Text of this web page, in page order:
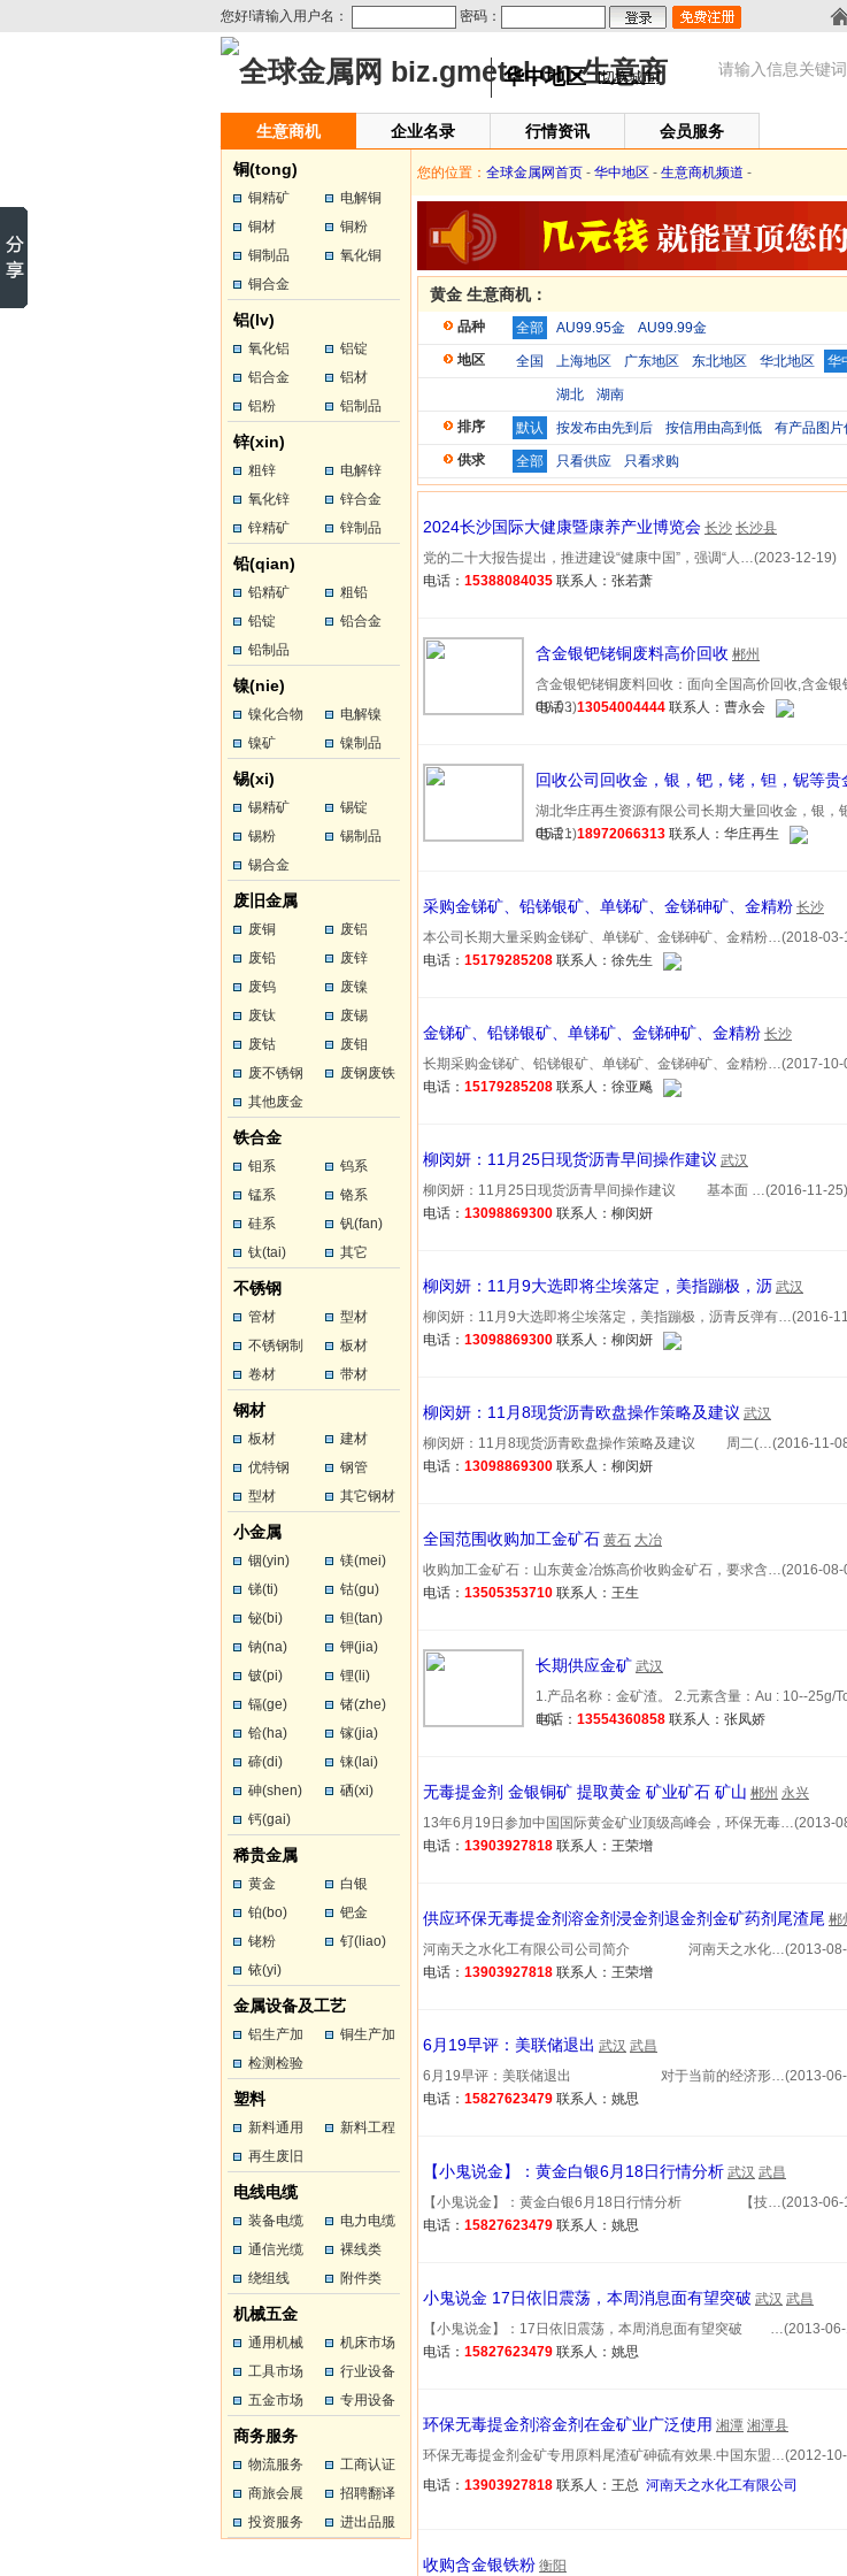
您好!请输入用户名： 密码：
华中地区 [切换城市]
生意商机 企业名录 行情资讯 会员服务
铜(tong)
铜精矿
电解铜
铜材
铜粉
铜制品
氧化铜
铜合金
铝(lv)
氧化铝
铝锭
铝合金
铝材
铝粉
铝制品
锌(xin)
粗锌
电解锌
氧化锌
锌合金
锌精矿
锌制品
铅(qian)
铅精矿
粗铅
铅锭
铅合金
铅制品
镍(nie)
镍化合物
电解镍
镍矿
镍制品
锡(xi)
锡精矿
锡锭
锡粉
锡制品
锡合金
废旧金属
废铜
废铝
废铅
废锌
废钨
废镍
废钛
废锡
废钴
废钼
废不锈钢
废钢废铁
其他废金
属铁合金
钼系
钨系
锰系
铬系
硅系
钒(fan)
钛(tai)
其它
不锈钢
管材
型材
不锈钢制
品
板材
卷材
带材
钢材
板材
建材
优特钢
钢管
型材
其它钢材
小金属
铟(yin)
镁(mei)
锑(ti)
钴(gu)
铋(bi)
钽(tan)
钠(na)
钾(jia)
铍(pi)
锂(li)
镉(ge)
锗(zhe)
铪(ha)
镓(jia)
碲(di)
铼(lai)
砷(shen)
硒(xi)
钙(gai)
稀贵金属
黄金
白银
铂(bo)
钯金
铑粉
钌(liao)
铱(yi)
金属设备及工艺
铝生产加
工
铜生产加
检测检验
塑料
新料通用
塑料
新料工程
再生废旧
塑料
电线电缆
装备电缆
电力电缆
通信光缆
裸线类
绕组线
附件类
机械五金
通用机械
机床市场
工具市场
行业设备
五金市场
专用设备
商务服务
物流服务
工商认证
商旅会展
招聘翻译
投资服务
进出品服
您的位置： 全球金属网首页 - 华中地区 - 生意商机频道 -
黄金 生意商机：
品种 全部 AU99.95金
AU99.99金
地区
全国 上海地区 广东地区 东北地区 华北地区 华
湖北
湖南
排序
默认 按发布由先到后 按信用由高到低
有产品图片
供求
全部 只看供应 只看求购
2024长沙国际大健康暨康养产业博览会 长沙 长沙县
党的二十大报告提出，推进建设“健康中国”，强调“人…(2023-12-19)
电话： 15388084035 联系人：张若萧
含金银钯铑铜废料高价回收 郴州
含金银钯铑铜废料回收：面向全国高价回收,含金
09-03)
电话：13054004444 联系人：曹永会
回收公司回收金，银，钯，铑，钽，铌等贵
湖北华庄再生资源有限公司长期大量回收金，银
05-21)
电话：18972066313 联系人：华庄再生
采购金锑矿、铅锑银矿、单锑矿、金锑砷矿、金精粉 长沙
本公司长期大量采购金锑矿、单锑矿、金锑砷矿、金精粉…(2018-03-
电话： 15179285208 联系人：徐先生
金锑矿、铅锑银矿、单锑矿、金锑砷矿、金精粉 长沙
长期采购金锑矿、铅锑银矿、单锑矿、金锑砷矿、金精粉…(2017-10-
电话： 15179285208 联系人：徐亚飚
柳闵妍：11月25日现货沥青早间操作建议 武汉
柳闵妍：11月25日现货沥青早间操作建议 基本面 …(2016-11-25)
电话： 13098869300 联系人：柳闵妍
柳闵妍：11月9大选即将尘埃落定，美指蹦极，沥 武汉
柳闵妍：11月9大选即将尘埃落定，美指蹦极，沥青反弹有…(2016-
电话： 13098869300 联系人：柳闵妍
柳闵妍：11月8现货沥青欧盘操作策略及建议 武汉
柳闵妍：11月8现货沥青欧盘操作策略及建议 周二(…(2016-11-
电话： 13098869300 联系人：柳闵妍
全国范围收购加工金矿石 黄石 大冶
收购加工金矿石：山东黄金冶炼高价收购金矿石，要求含…(2016-08-
电话： 13505353710 联系人：王生
长期供应金矿 武汉
1.产品名称：金矿渣。 2.元素含量：Au : 10--25g/
14)
电话： 13554360858 联系人：张凤娇
无毒提金剂 金银铜矿 提取黄金 矿业矿石 矿山 郴州 永兴
13年6月19日参加中国国际黄金矿业顶级高峰会，环保无毒…(2013-
电话： 13903927818 联系人：王荣增
供应环保无毒提金剂溶金剂浸金剂退金剂金矿药剂尾渣尾 郴
河南天之水化工有限公司公司简介 河南天之水化…(2013-
电话： 13903927818 联系人：王荣增
6月19早评：美联储退出 武汉 武昌
6月19早评：美联储退出 对于当前的经济形…(2013-06-
电话： 15827623479 联系人：姚思
【小鬼说金】：黄金白银6月18日行情分析 武汉 武昌
【小鬼说金】：黄金白银6月18日行情分析 【技…(2013-06-
电话： 15827623479 联系人：姚思
小鬼说金 17日依旧震荡，本周消息面有望突破 武汉 武昌
【小鬼说金】：17日依旧震荡，本周消息面有望突破 …(2013-
电话： 15827623479 联系人：姚思
环保无毒提金剂溶金剂在金矿业广泛使用 湘潭 湘潭县
环保无毒提金剂金矿专用原料尾渣矿砷硫有效果.中国东盟…(2012-
电话： 13903927818 联系人：王总 河南天之水化工有限公司
收购含金银铁粉 衡阳